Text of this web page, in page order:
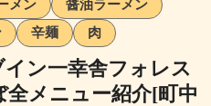
メン
醤油ラーメン
辛麺 肉
ン一幸舎フォレス
全メニュー紹介[町中